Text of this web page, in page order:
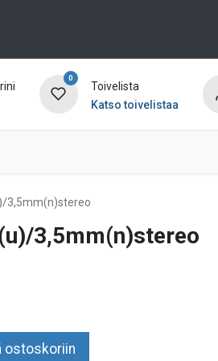
0
Toivelista
Katso toivelistaa
3,5mm(n)stereo
3,5mm(n)stereo
ostoskoriin